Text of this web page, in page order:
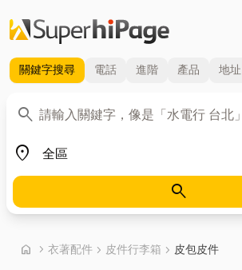
關鍵字搜尋 電話 進階 產品 地址
search
關鍵字
place
地區
search
home chevron_right 首頁
衣著配件 chevron_right 皮件行李箱 chevron_right 皮包皮件